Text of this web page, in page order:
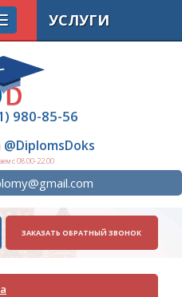
980-85-56
@DiplomsDoks
с 08.00-22.00
ЗАКАЗАТЬ ОБРАТНЫЙ ЗВОНОК
УСЛУГИ